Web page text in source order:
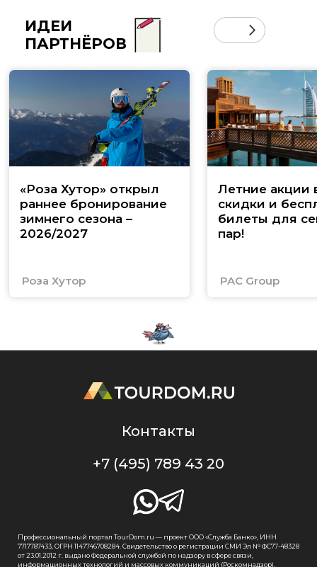
ИДЕИ
ПАРТНЁРОВ
«Роза Хутор» открыл
раннее бронирование
зимнего сезона –
2026/2027
Роза Хутор
Летние акции
скидки и
билеты для
пар!
PAC Group
Контакты
+7 (495) 789 43 20
Профессиональный портал TourDom.ru — проект ООО «Служба Банко», ИНН
7717787433, ОГРН 1147746708284. Свидетельство о регистрации СМИ Эл № ФС77-48328
от 23.01.2012 г. выдано Федеральной службой по надзору в сфере связи,
информационных технологий и массовых коммуникаций (Роскомнадзор).